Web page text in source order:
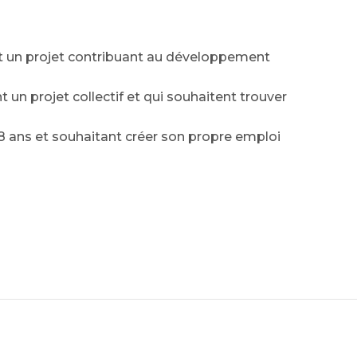
un projet contribuant au développement
un projet collectif et qui souhaitent trouver
ans et souhaitant créer son propre emploi